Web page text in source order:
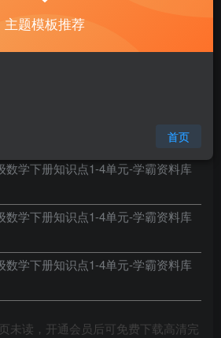
暂时无法购买，请与站长联系
页未读，开通会员后可免费下载高清完
主题模板推荐
首页